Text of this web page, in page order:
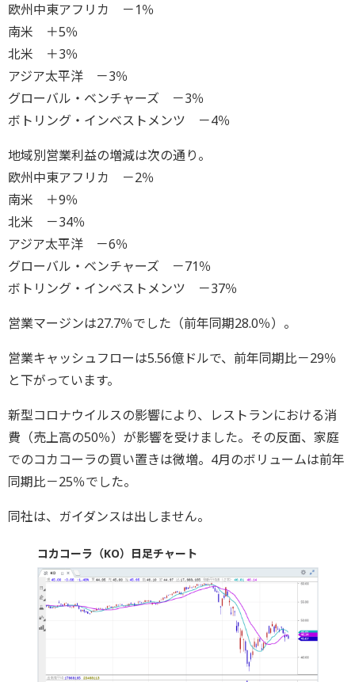
欧州中東アフリカ －1％
南米 ＋5％
北米 ＋3％
アジア太平洋 －3％
グローバル・ベンチャーズ －3％
ボトリング・インベストメンツ －4％
地域別営業利益の増減は次の通り。
欧州中東アフリカ －2％
南米 ＋9％
北米 －34％
アジア太平洋 －6％
グローバル・ベンチャーズ －71％
ボトリング・インベストメンツ －37％
営業マージンは27.7％でした（前年同期28.0％）。
営業キャッシュフローは5.56億ドルで、前年同期比－29％
と下がっています。
新型コロナウイルスの影響により、レストランにおける消
費（売上高の50％）が影響を受けました。その反面、家庭
でのコカコーラの買い置きは微増。4月のボリュームは前年
同期比－25％でした。
同社は、ガイダンスは出しません。
コカコーラ（KO）日足チャート